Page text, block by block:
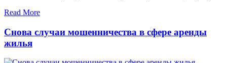
Read More
Снова случаи мошенничества в сфере аренды
жилья